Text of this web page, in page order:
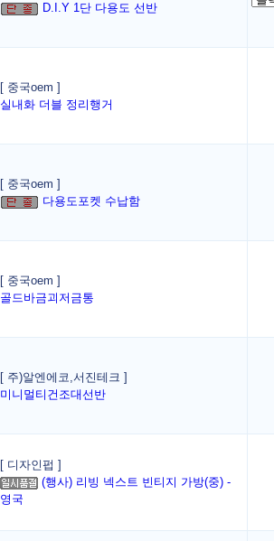
D.I.Y 1단 다용도 선반
[ 중국oem ]
실내화 더블 정리행거
[ 중국oem ]
다용도포켓 수납함
[ 중국oem ]
골드바금괴저금통
[ 주)알엔에코,서진테크 ]
미니멀티건조대선반
[ 디자인펍 ]
(행사) 리빙 넥스트 빈티지 가방(중) -
영국